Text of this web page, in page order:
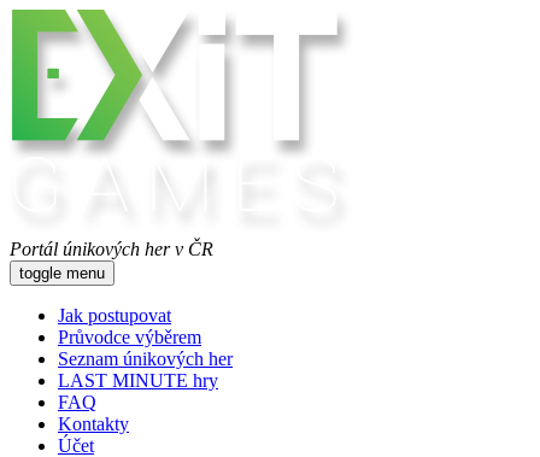
Portál únikových her v ČR
toggle menu
Jak postupovat
Průvodce výběrem
Seznam únikových her
LAST MINUTE hry
FAQ
Kontakty
Účet